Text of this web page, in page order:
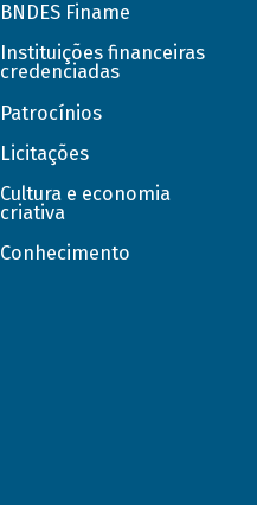
BNDES Finame
Instituições financeiras
credenciadas
Patrocínios
Licitações
Cultura e economia
criativa
Conhecimento